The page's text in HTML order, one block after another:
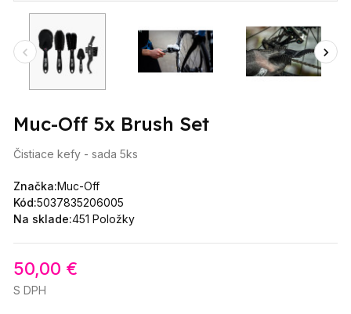
Muc-Off 5x Brush Set
Čistiace kefy - sada 5ks
Značka:Muc-Off
Kód:5037835206005
Na sklade:451 Položky
50,00 €
S DPH